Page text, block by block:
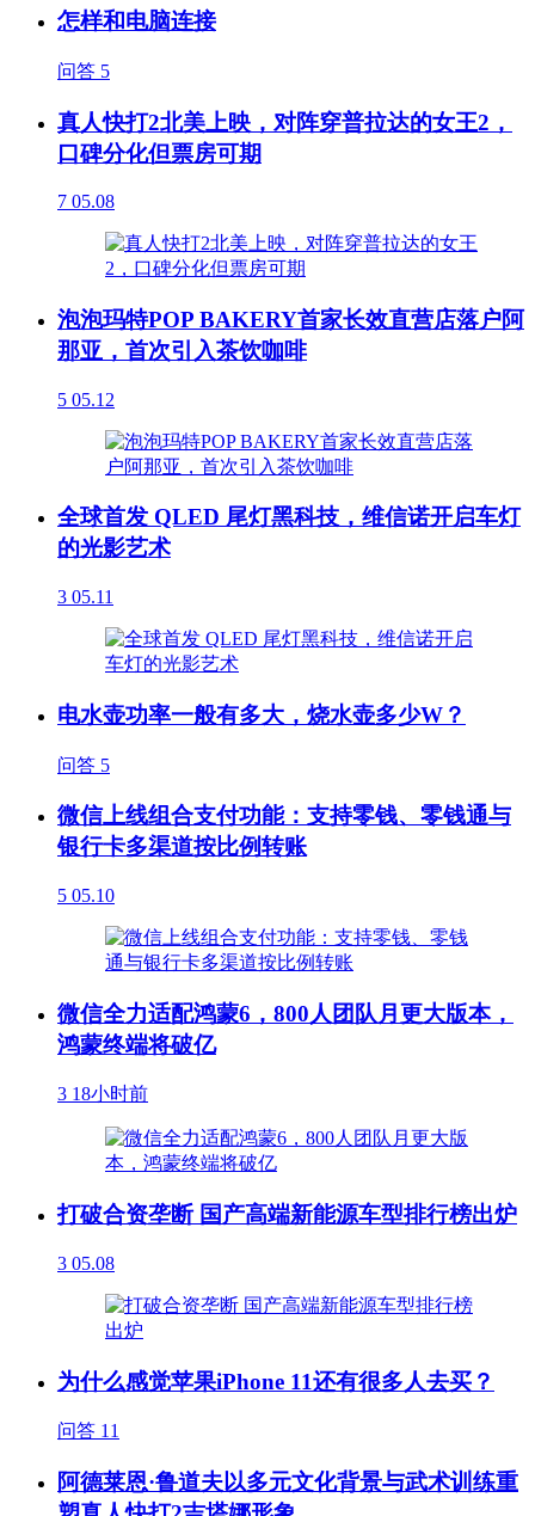
怎样和电脑连接
问答 5
真人快打2北美上映，对阵穿普拉达的女王2，
口碑分化但票房可期
7 05.08
泡泡玛特POP BAKERY首家长效直营店落户阿
那亚，首次引入茶饮咖啡
5 05.12
全球首发 QLED 尾灯黑科技，维信诺开启车灯
的光影艺术
3 05.11
电水壶功率一般有多大，烧水壶多少W？
问答 5
微信上线组合支付功能：支持零钱、零钱通与
银行卡多渠道按比例转账
5 05.10
微信全力适配鸿蒙6，800人团队月更大版本，
鸿蒙终端将破亿
3 18小时前
打破合资垄断 国产高端新能源车型排行榜出炉
3 05.08
为什么感觉苹果iPhone 11还有很多人去买？
问答 11
阿德莱恩·鲁道夫以多元文化背景与武术训练重